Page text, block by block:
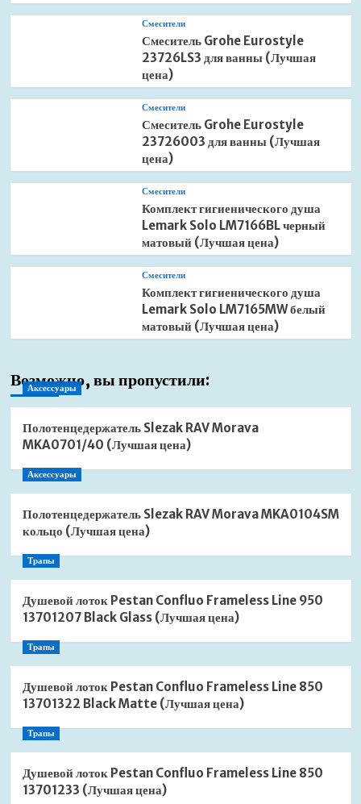
Смесители
Смеситель Grohe Eurostyle
23726LS3 для ванны (Лучшая
цена)
Смесители
Смеситель Grohe Eurostyle
23726003 для ванны (Лучшая
цена)
Смесители
Комплект гигиенического душа
Lemark Solo LM7166BL черный
матовый (Лучшая цена)
Смесители
Комплект гигиенического душа
Lemark Solo LM7165MW белый
матовый (Лучшая цена)
Возможно, вы пропустили:
Аксессуары
Полотенцедержатель Slezak RAV Morava
MKA0701/40 (Лучшая цена)
Аксессуары
Полотенцедержатель Slezak RAV Morava MKA0104SM
кольцо (Лучшая цена)
Трапы
Душевой лоток Pestan Confluo Frameless Line 950
13701207 Black Glass (Лучшая цена)
Трапы
Душевой лоток Pestan Confluo Frameless Line 850
13701322 Black Matte (Лучшая цена)
Трапы
Душевой лоток Pestan Confluo Frameless Line 850
13701233 (Лучшая цена)